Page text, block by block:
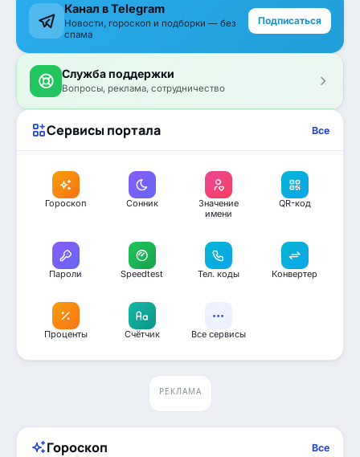
Канал в Telegram
Новости, гороскоп и подборки — без
спама
Подписаться
Служба поддержки
Вопросы, реклама, сотрудничество
Сервисы портала Все
Гороскоп Сонник
Значение
имени
QR-код
Пароли Speedtest Тел. коды Конвертер
Проценты Счётчик Все сервисы
РЕКЛАМА
Гороскоп Все